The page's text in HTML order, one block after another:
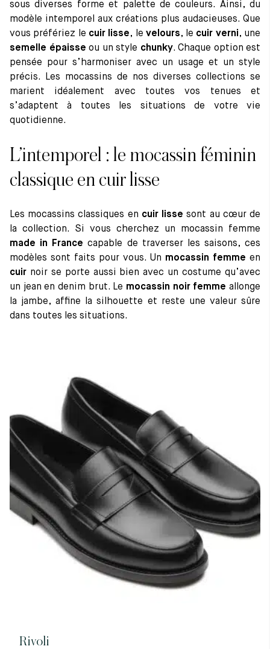
sous diverses forme et palette de couleurs. Ainsi, du
modèle intemporel aux créations plus audacieuses. Que
vous préfériez le cuir lisse, le velours, le cuir verni, une
semelle épaisse ou un style chunky. Chaque option est
pensée pour s’harmoniser avec un usage et un style
précis. Les mocassins de nos diverses collections se
marient idéalement avec toutes vos tenues et
s’adaptent à toutes les situations de votre vie
quotidienne.
L’intemporel : le mocassin féminin
classique en cuir lisse
Les mocassins classiques en cuir lisse sont au cœur de
la collection. Si vous cherchez un mocassin femme
made in Francecapable de traverser les saisons, ces
modèles sont faits pour vous. Un mocassin femme en
cuir noir se porte aussi bien avec un costume qu’avec
un jean en denim brut. Le mocassin noir femme allonge
la jambe, affine la silhouette et reste une valeur sûre
dans toutes les situations.
Rivoli